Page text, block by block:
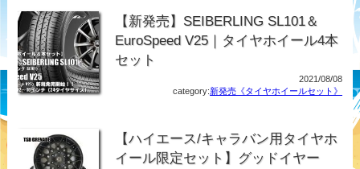
【新発売】SEIBERLING SL101＆
EuroSpeed V25｜タイヤホイール4本
セット
2021/08/08
category:新発売《タイヤホイールセット》
【ハイエース/キャラバン用タイヤホ
イール限定セット】グッドイヤー